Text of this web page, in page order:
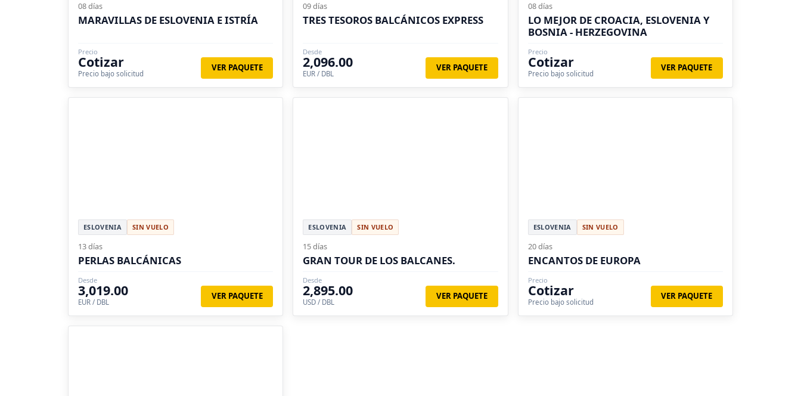
08 días
MARAVILLAS DE ESLOVENIA E ISTRÍA
Precio
Cotizar
Precio bajo solicitud
VER PAQUETE
09 días
TRES TESOROS BALCÁNICOS EXPRESS
Desde
2,096.00
EUR / DBL
VER PAQUETE
08 días
LO MEJOR DE CROACIA, ESLOVENIA Y
BOSNIA - HERZEGOVINA
Precio
Cotizar
Precio bajo solicitud
VER PAQUETE
ESLOVENIA SIN VUELO
13 días
PERLAS BALCÁNICAS
Desde
3,019.00
EUR / DBL
VER PAQUETE
ESLOVENIA SIN VUELO
15 días
GRAN TOUR DE LOS BALCANES.
Desde
2,895.00
USD / DBL
VER PAQUETE
ESLOVENIA SIN VUELO
20 días
ENCANTOS DE EUROPA
Precio
Cotizar
Precio bajo solicitud
VER PAQUETE